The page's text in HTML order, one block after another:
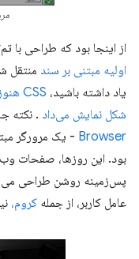
از اینجا بود که طراحی با
اولیه مبتنی بر سند منتقل
یاد داشته باشید، CSS هنوز اختراع نشده بود
شکل نمایش می‌داد . نکته
Browser - یک مرورگر
بود. این روزها، صفحات وب
پس‌زمینه روشن طراحی
عامل کاربر، از جمله کروم،